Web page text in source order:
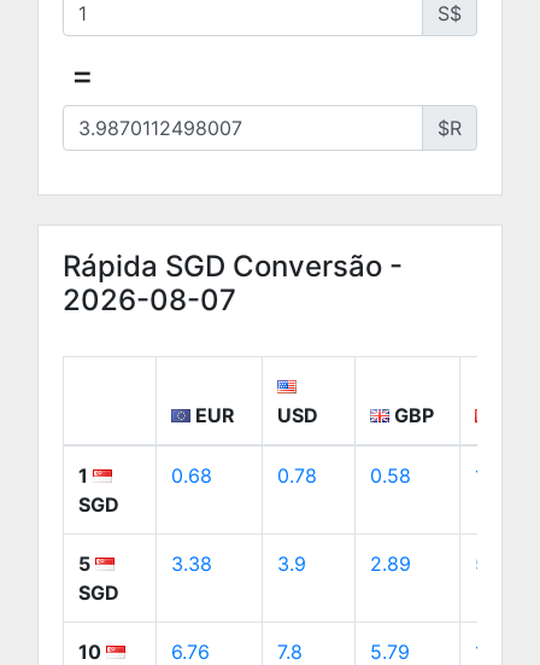
S$
=
$R
Rápida SGD Conversão -
2026-08-07
EUR USD GBP
1
SGD
0.68 0.78 0.58 1.09
5
SGD
3.38 3.9 2.89 5.46
10
6.76 7.8 5.79 10.93